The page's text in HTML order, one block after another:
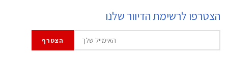
הצטרפו לרשימת הדיוור שלנו